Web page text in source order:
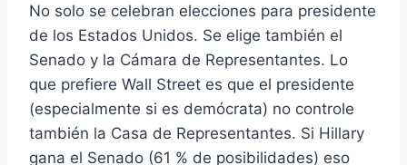
No solo se celebran elecciones para presidente
de los Estados Unidos. Se elige también el
Senado y la Cámara de Representantes. Lo
que prefiere Wall Street es que el presidente
(especialmente si es demócrata) no controle
también la Casa de Representantes. Si Hillary
gana el Senado (61 % de posibilidades) eso